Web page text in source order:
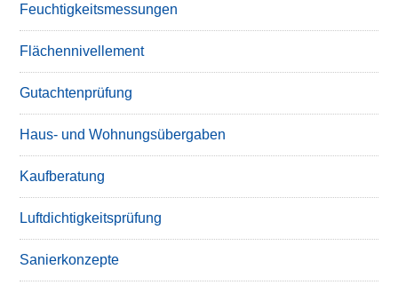
Feuchtigkeitsmessungen
Flächennivellement
Gutachtenprüfung
Haus- und Wohnungsübergaben
Kaufberatung
Luftdichtigkeitsprüfung
Sanierkonzepte